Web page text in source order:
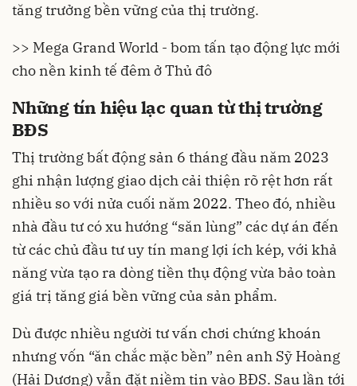
tăng trưởng bền vững của thị trường.
>> Mega Grand World - bom tấn tạo động lực mới
cho nền kinh tế đêm ở Thủ đô
Những tín hiệu lạc quan từ thị trường
BĐS
Thị trường bất động sản 6 tháng đầu năm 2023
ghi nhận lượng giao dịch cải thiện rõ rệt hơn rất
nhiều so với nửa cuối năm 2022. Theo đó, nhiều
nhà đầu tư có xu hướng “săn lùng” các dự án đến
từ các chủ đầu tư uy tín mang lợi ích kép, với khả
năng vừa tạo ra dòng tiền thụ động vừa bảo toàn
giá trị tăng giá bền vững của sản phẩm.
Dù được nhiều người tư vấn chơi chứng khoán
nhưng vốn “ăn chắc mặc bền” nên anh Sỹ Hoàng
(Hải Dương) vẫn đặt niềm tin vào BĐS. Sau lần tới